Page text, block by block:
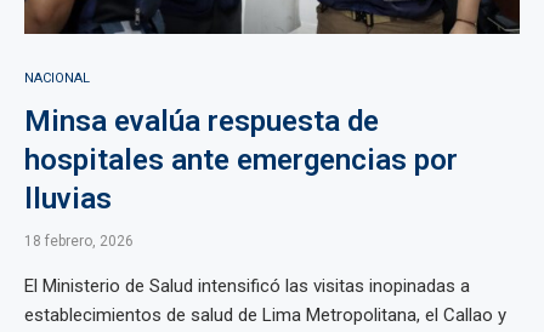
NACIONAL
Minsa evalúa respuesta de
hospitales ante emergencias por
lluvias
18 febrero, 2026
El Ministerio de Salud intensificó las visitas inopinadas a
establecimientos de salud de Lima Metropolitana, el Callao y